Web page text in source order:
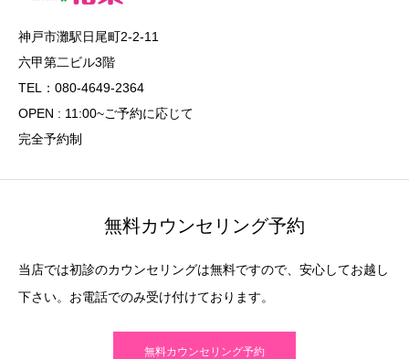
神戸市灘駅日尾町2-2-11
六甲第二ビル3階
TEL：080-4649-2364
OPEN : 11:00~ご予約に応じて
完全予約制
無料カウンセリング予約
当店では初診のカウンセリングは無料ですので、安心してお越し
下さい。お電話でのみ受け付けております。
無料カウンセリング予約